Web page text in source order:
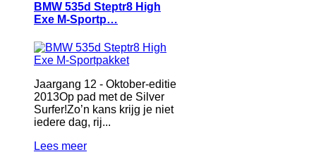
BMW 535d Steptr8 High
Exe M-Sportp…
Jaargang 12 - Oktober-editie
2013Op pad met de Silver
Surfer!Zo’n kans krijg je niet
iedere dag, rij...
Lees meer